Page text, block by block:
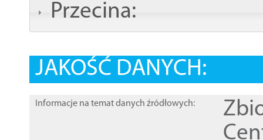
Przecina:
JAKOŚĆ DANYCH:
Informacje na temat danych źródłowych: